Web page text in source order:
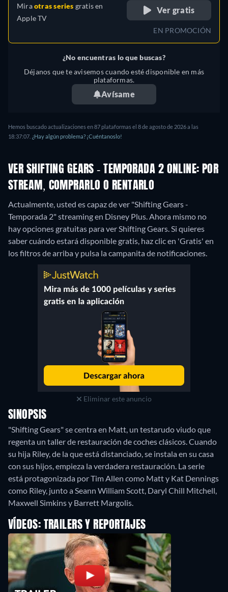
Miraotras series gratis en
Apple TV
Ver gratis
EN PROMOCIÓN
¿No encuentras lo que buscas?
Déjanos que te avisemos cuando esté disponible en más
plataformas.
Avísame
Hemos buscado actualizaciones en 87 plataformas el 8 de agosto de 2026 a las
18:37:07. ¿Hay algún problema? ¡Cuéntanoslo!
VER SHIFTING GEARS - TEMPORADA 2 ONLINE: POR
STREAM, COMPRARLO O RENTARLO
Actualmente, usted es capaz de ver "Shifting Gears -
Temporada 2" streaming en Disney Plus.Ahora mismo no
hay opciones gratuitas para ver Shifting Gears. Si quieres
saber cuándo estará disponible gratis, haz clic en 'Gratis' en
los filtros de arriba y pulsa la campanita de notificaciones.
Eliminar este anuncio
SINOPSIS
"Shifting Gears" se centra en Matt, un testarudo viudo que
regenta un taller de restauración de coches clásicos. Cuando
su hija Riley, de la que está distanciado, se instala en su casa
con sus hijos, empieza la verdadera restauración. La serie
está protagonizada por Tim Allen como Matt y Kat Dennings
como Riley, junto a Seann William Scott, Daryl Chill Mitchell,
Maxwell Simkins y Barrett Margolis.
VÍDEOS: TRAILERS Y REPORTAJES